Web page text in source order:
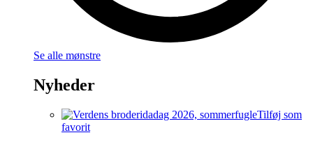
Se alle mønstre
Nyheder
Tilføj som
favorit